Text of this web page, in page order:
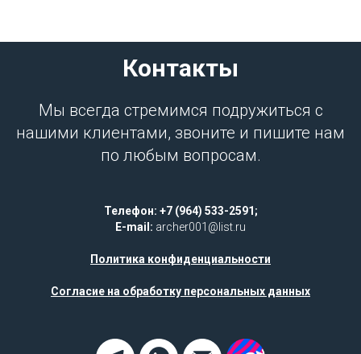
Контакты
Мы всегда стремимся подружиться с
нашими клиентами, звоните и пишите нам
по любым вопросам.
Телефон: +7 (964) 533-2591;
E-mail: archer001@list.ru
Политика конфиденциальности
Согласие на обработку персональных данных